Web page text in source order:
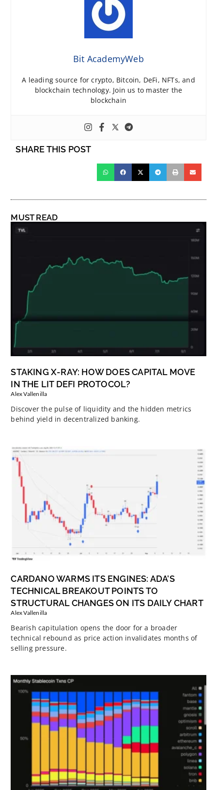
Bit AcademyWeb
A leading source for crypto, Bitcoin, DeFi, NFTs, and
blockchain technology. Join us to master the
blockchain
SHARE THIS POST
MUST READ
STAKING X-RAY: HOW DOES CAPITAL MOVE
IN THE LIT DEFI PROTOCOL?
Alex Vallenilla
Discover the pulse of liquidity and the hidden metrics
behind yield in decentralized banking.
CARDANO WARMS ITS ENGINES: ADA’S
TECHNICAL BREAKOUT POINTS TO
STRUCTURAL CHANGES ON ITS DAILY CHART
Alex Vallenilla
Bearish capitulation opens the door for a broader
technical rebound as price action invalidates months of
selling pressure.